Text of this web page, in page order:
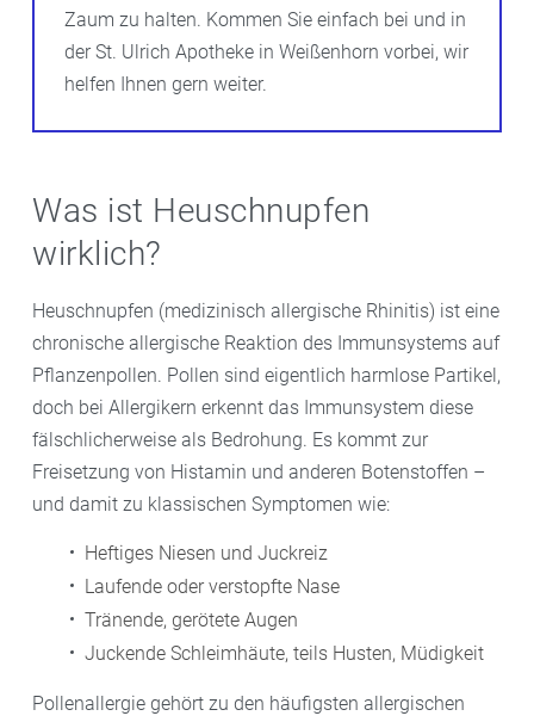
Zaum zu halten. Kommen Sie einfach bei und in
der St. Ulrich Apotheke in Weißenhorn vorbei, wir
helfen Ihnen gern weiter.
Was ist Heuschnupfen
wirklich?
Heuschnupfen (medizinisch allergische Rhinitis) ist eine
chronische allergische Reaktion des Immunsystems auf
Pflanzenpollen. Pollen sind eigentlich harmlose Partikel,
doch bei Allergikern erkennt das Immunsystem diese
fälschlicherweise als Bedrohung. Es kommt zur
Freisetzung von Histamin und anderen Botenstoffen –
und damit zu klassischen Symptomen wie:
Heftiges Niesen und Juckreiz
Laufende oder verstopfte Nase
Tränende, gerötete Augen
Juckende Schleimhäute, teils Husten, Müdigkeit
Pollenallergie gehört zu den häufigsten allergischen